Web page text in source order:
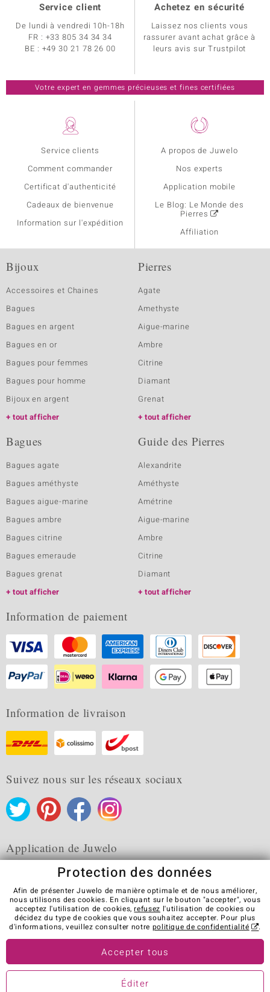
Service clients
Comment commander
Certificat d'authenticité
Cadeaux de bienvenue
Information sur l'expédition
A propos de Juwelo
Nos experts
Application mobile
Le Blog: Le Monde des
Pierres
Affiliation
Service client
De lundi à vendredi 10h-18h
FR : +33 805 34 34 34
BE : +49 30 21 78 26 00
Achetez en sécurité
Laissez nos clients vous
rassurer avant achat grâce à
leurs avis sur Trustpilot
Votre expert en gemmes précieuses et fines certifiées
Bijoux
Accessoires et Chaines
Bagues
Bagues en argent
Bagues en or
Bagues pour femmes
Bagues pour homme
Bijoux en argent
tout afficher
Pierres
Agate
Amethyste
Aigue-marine
Ambre
Citrine
Diamant
Grenat
tout afficher
Bagues
Bagues agate
Bagues améthyste
Bagues aigue-marine
Bagues ambre
Bagues citrine
Bagues emeraude
Bagues grenat
tout afficher
Guide des Pierres
Alexandrite
Améthyste
Amétrine
Aigue-marine
Ambre
Citrine
Diamant
tout afficher
Information de paiement
Information de livraison
Suivez nous sur les réseaux sociaux
Application de Juwelo
CGV Protection des données
Cookies
Mentions légales
Contact
Révocation du contrat
Visit our stores in other countries:
Protection des données
Afin de présenter Juwelo de manière optimale et de nous améliorer,
nous utilisons des cookies. En cliquant sur le bouton "accepter", vous
acceptez l'utilisation de cookies,refusez l'utilisation de cookies ou
décidez du type de cookies que vous souhaitez accepter. Pour plus
d'informations, veuillez consulter notre politique de confidentialité .
Accepter tous
Éditer